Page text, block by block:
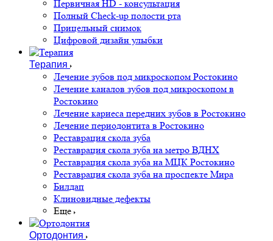
Первичная HD - консультация
Полный Check-up полости рта
Прицельный снимок
Цифровой дизайн улыбки
Терапия
Лечение зубов под микроскопом Ростокино
Лечение каналов зубов под микроскопом в
Ростокино
Лечение кариеса передних зубов в Ростокино
Лечение периодонтита в Ростокино
Реставрация скола зуба
Реставрация скола зуба на метро ВДНХ
Реставрация скола зуба на МЦК Ростокино
Реставрация скола зуба на проспекте Мира
Билдап
Клиновидные дефекты
Еще
Ортодонтия